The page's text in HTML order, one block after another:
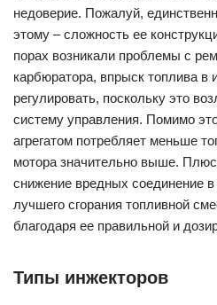
недоверие. Пожалуй,
этому – сложность ее
порах возникали проблемы с
карбюратора, впрыск топлива в
регулировать, поскольку это
систему управления. Помимо
агрегатом потребляет меньше
мотора значительно выше.
снижение вредных соединение
лучшего сгорания топливной
благодаря ее правильной и
Типы инжекторов